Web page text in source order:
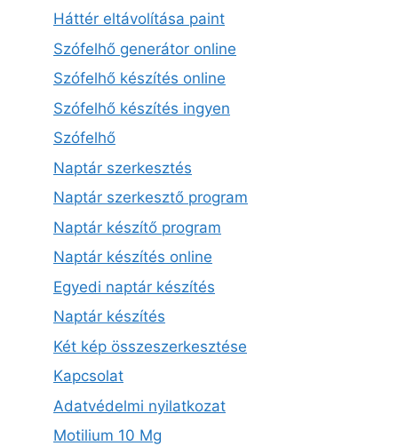
Háttér eltávolítása paint
Szófelhő generátor online
Szófelhő készítés online
Szófelhő készítés ingyen
Szófelhő
Naptár szerkesztés
Naptár szerkesztő program
Naptár készítő program
Naptár készítés online
Egyedi naptár készítés
Naptár készítés
Két kép összeszerkesztése
Kapcsolat
Adatvédelmi nyilatkozat
Motilium 10 Mg